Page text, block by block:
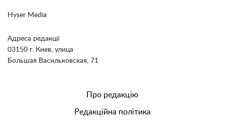
Hyser Media
Адреса редакції
03150 г. Киев, улица
Большая Васильковская, 71
Про редакцію
Редакційна політика